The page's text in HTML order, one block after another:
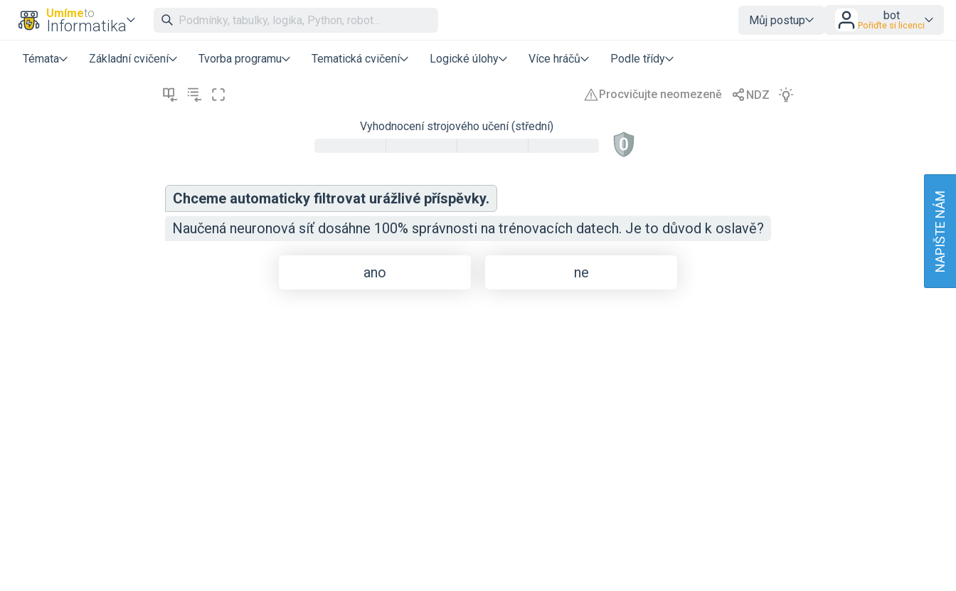
Umímeto
Informatika Můj postup bot
Pořiďte si licenci
Témata Základní cvičení Tvorba programu Tematická cvičení Logické úlohy Více hráčů Podle třídy
Vyhodnocení strojového učení (střední)
Chceme automaticky filtrovat urážlivé příspěvky.
Naučená neuronová síť dosáhne 100% správnosti na trénovacích datech. Je to důvod k oslavě?
ano ne
NAPIŠTE NÁM